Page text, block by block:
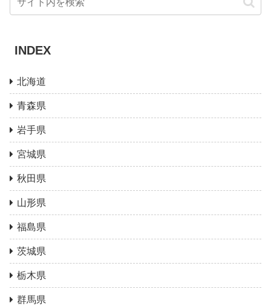
INDEX
北海道
青森県
岩手県
宮城県
秋田県
山形県
福島県
茨城県
栃木県
群馬県